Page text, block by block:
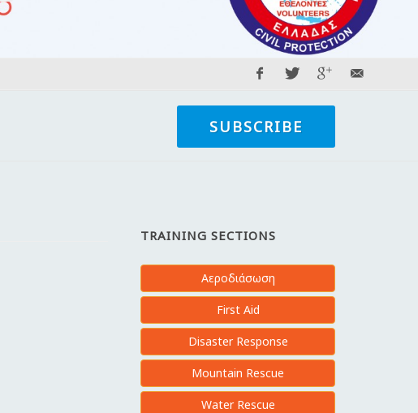
SUBSCRIBE
TRAINING SECTIONS
Αεροδιάσωση
First Aid
Disaster Response
Mountain Rescue
Water Rescue